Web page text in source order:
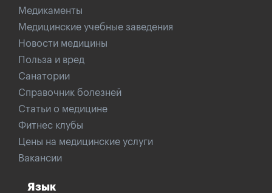
Медикаменты
Медицинские учебные заведения
Новости медицины
Польза и вред
Санатории
Справочник болезней
Статьи о медицине
Фитнес клубы
Цены на медицинские услуги
Вакансии
Язык